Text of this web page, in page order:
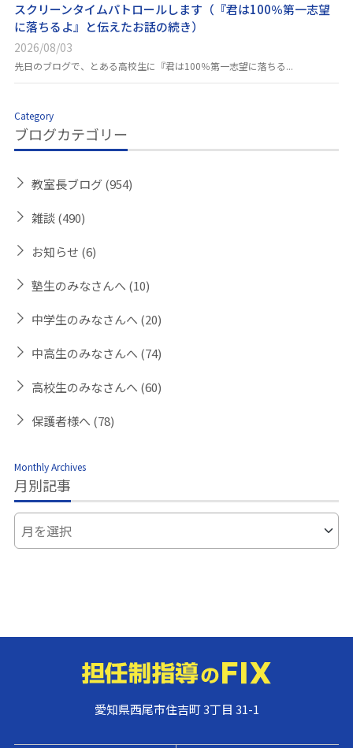
スクリーンタイムパトロールします（『君は100％第一志望
に落ちるよ』と伝えたお話の続き）
2026/08/03
先日のブログで、とある高校生に『君は100％第一志望に落ちる...
Category
ブログカテゴリー
教室長ブログ(954)
雑談(490)
お知らせ (6)
塾生のみなさんへ (10)
中学生のみなさんへ (20)
中高生のみなさんへ (74)
高校生のみなさんへ (60)
保護者様へ (78)
Monthly Archives
月別記事
愛知県西尾市住吉町 3丁目 31-1